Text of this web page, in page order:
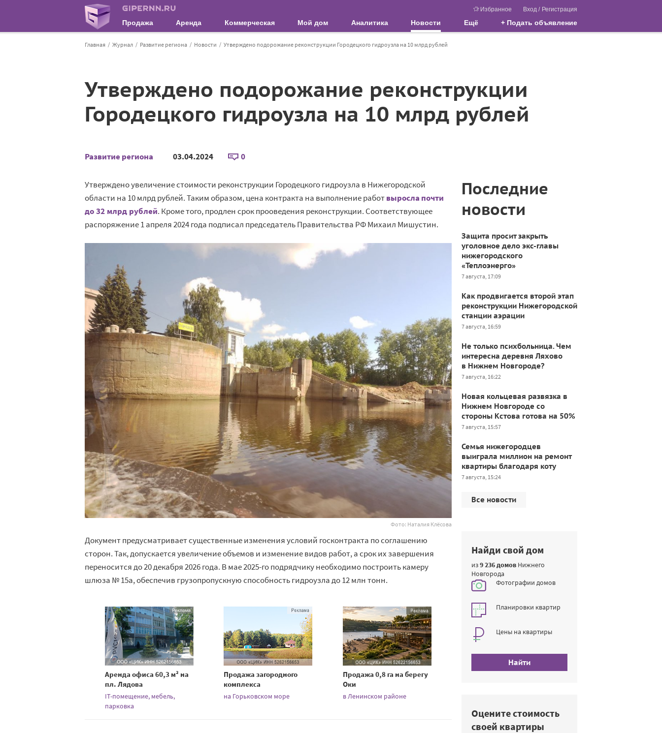
Избранное Вход / Регистрация
Продажа Аренда Коммерческая Мой дом Аналитика Новости Ещё + Подать объявление
Главная Журнал Развитие региона Новости Утверждено подорожание реконструкции Городецкого гидроузла на 10 млрд рублей
Утверждено подорожание реконструкции
Городецкого гидроузла на 10 млрд рублей
Развитие региона 03.04.2024 0
Утверждено увеличение стоимости реконструкции Городецкого гидроузла в Нижегородской
области на 10 млрд рублей. Таким образом, цена контракта на выполнение работвыросла почти
до 32 млрд рублей. Кроме того, продлен срок прооведения реконструкции. Соответствующее
распоряжение 1 апреля 2024 года подписал председатель Правительства РФ Михаил Мишустин.
Фото: Наталия Клёсова
Документ предусматривает существенные изменения условий госконтракта по соглашению
сторон. Так, допускается увеличение объемов и изменение видов работ, а срок их завершения
переносится до 20 декабря 2026 года. В мае 2025-го подрядчику необходимо построить камеру
шлюза № 15а, обеспечив грузопропускную способность гидроузла до 12 млн тонн.
Аренда офиса 60,3 м² на
пл. Лядова
IT-помещение, мебель,
парковка
Продажа загородного
комплекса
на Горьковском море
Продажа 0,8 га на берегу
Оки
в Ленинском районе
Последние
новости
Защита просит закрыть
уголовное дело экс-главы
нижегородского
«Теплоэнерго»
7 августа, 17:09
Как продвигается второй этап
реконструкции Нижегородской
станции аэрации
7 августа, 16:59
Не только психбольница. Чем
интересна деревня Ляхово
в Нижнем Новгороде?
7 августа, 16:22
Новая кольцевая развязка в
Нижнем Новгороде со
стороны Кстова готова на 50%
7 августа, 15:57
Семья нижегородцев
выиграла миллион на ремонт
квартиры благодаря коту
7 августа, 15:24
Все новости
Найди свой дом
из9 236 домов Нижнего
Новгорода
Фотографии домов
Планировки квартир
Цены на квартиры
Найти
Оцените стоимость
своей квартиры